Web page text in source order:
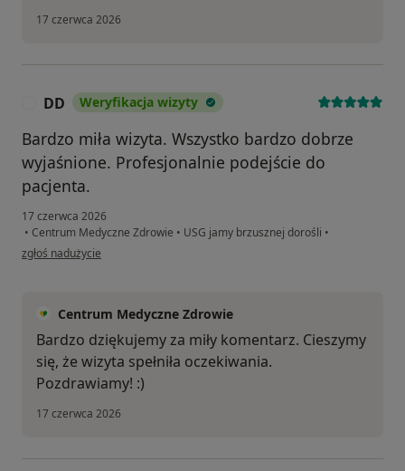
17 czerwca 2026
DD Weryfikacja wizyty
Bardzo miła wizyta. Wszystko bardzo dobrze
wyjaśnione. Profesjonalnie podejście do
pacjenta.
17 czerwca 2026
• Centrum Medyczne Zdrowie • USG jamy brzusznej dorośli •
w opinii użytkownika DD
zgłoś nadużycie
Centrum Medyczne Zdrowie
Bardzo dziękujemy za miły komentarz. Cieszymy
się, że wizyta spełniła oczekiwania.
Pozdrawiamy! :)
17 czerwca 2026